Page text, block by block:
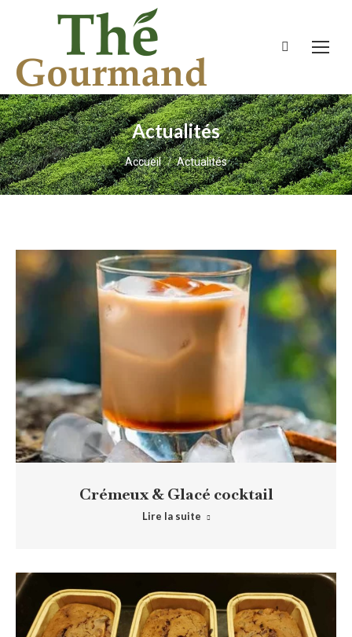
Recherche
Actualités
Vous êtes ici :
Accueil Actualités
Crémeux & Glacé cocktail
Lire la suite